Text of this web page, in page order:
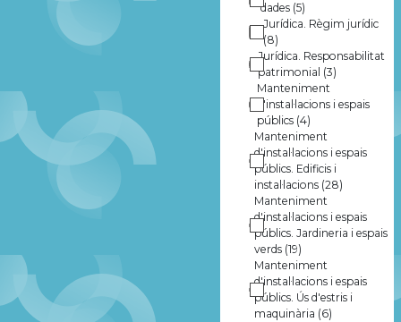
dades (5)
Jurídica. Règim jurídic
(8)
Jurídica. Responsabilitat
patrimonial (3)
Manteniment
d'instal·lacions i espais
públics (4)
Manteniment
d'instal·lacions i espais
públics. Edificis i
instal·lacions (28)
Manteniment
d'instal·lacions i espais
públics. Jardineria i espais
verds (19)
Manteniment
d'instal·lacions i espais
públics. Ús d'estris i
maquinària (6)